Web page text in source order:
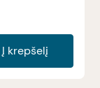
Į krepšelį